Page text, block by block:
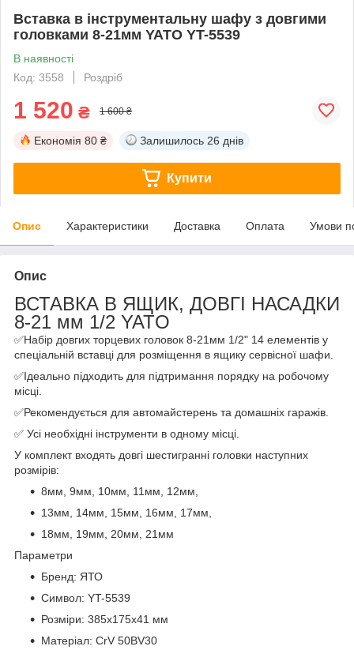
Вставка в інструментальну шафу з довгими
головками 8-21мм YATO YT-5539
В наявності
Код: 3558
Роздріб
1 520 ₴ 1 600 ₴
Економія 80 ₴ Залишилось 26 днів
Купити
Опис Характеристики Доставка Оплата Умови
Опис
ВСТАВКА В ЯЩИК, ДОВГІ НАСАДКИ
8-21 мм 1/2 YATO
✅Набір довгих торцевих головок 8-21мм 1/2" 14 елементів у
спеціальній вставці для розміщення в ящику сервісної шафи.
✅Ідеально підходить для підтримання порядку на робочому
місці.
✅Рекомендується для автомайстерень та домашніх гаражів.
✅ Усі необхідні інструменти в одному місці.
У комплект входять довгі шестигранні головки наступних
розмірів:
8мм, 9мм, 10мм, 11мм, 12мм,
13мм, 14мм, 15мм, 16мм, 17мм,
18мм, 19мм, 20мм, 21мм
Параметри
Бренд: ЯТО
Символ: YT-5539
Розміри: 385x175x41 мм
Матеріал: CrV 50BV30